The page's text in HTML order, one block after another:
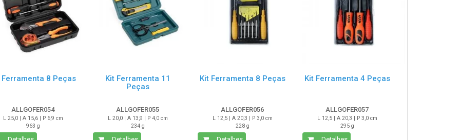
Ferramenta 8 Peças
ALLGOFER054
L 25,0 | A 15,6 | P 6,9 cm
963 g
Kit Ferramenta 11
Peças
ALLGOFER055
L 20,0 | A 13,9 | P 4,0 cm
234 g
Kit Ferramenta 8 Peças
ALLGOFER056
L 12,5 | A 20,3 | P 3,0 cm
228 g
Kit Ferramenta 4 Peças
ALLGOFER057
L 12,5 | A 20,3 | P 3,0 cm
295 g